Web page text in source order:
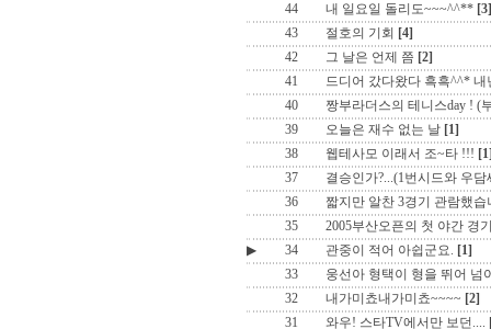
44
내 일요일 돌리도~~~^^** [3]
43
절호의 기회 [4]
42
그 날은 언제 쯤 [2]
41
드디어 갔다왔다 흑흑^^* 내
40
짱부라더스의 테니스day ! (
39
오늘은 재수 없는 날 [1]
38
웹테사모 이래서 조~타 !!!
37
결승인가?...(1번시드와 우담
36
짧지만 알찬 3경기 관람했습
35
2005부산오픈의 첫 야간 경
▶
34 관중이 적어 아쉽군요. [1]
33
웅선아 형택이 형을 뛰어 넘
32
내가미쵸내가미쵸~~~~ [2]
31
와우! 스타TV에서만 보던....